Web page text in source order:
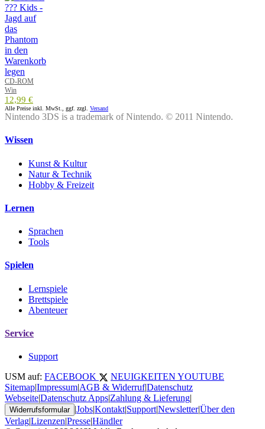
CD-ROM
Win
12,99 €
Alle Preise inkl. MwSt., ggf. zzgl. Versand
Nintendo 3DS is a trademark of Nintendo. © 2011 Nintendo.
Wissen
Kunst & Kultur
Natur & Technik
Hobby & Freizeit
Lernen
Sprachen
Tools
Spielen
Lernspiele
Brettspiele
Abenteuer
Service
Support
USM auf: FACEBOOK NEUIGKEITEN YOUTUBE
Sitemap|Impressum|AGB & Widerruf|Datenschutz
Webseite|Datenschutz Apps|Zahlung & Lieferung|
Widerrufsformular |Jobs|Kontakt|Support|Newsletter|Über den
Verlag|Lizenzen|Presse|Händler